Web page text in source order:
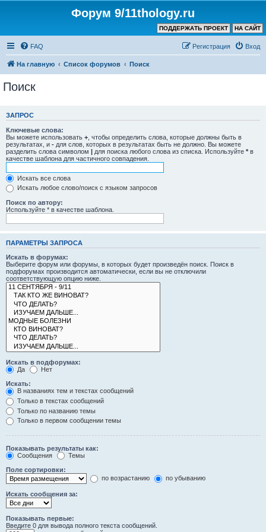
Форум 9/11thology.ru
НА САЙТ
ПОДДЕРЖАТЬ ПРОЕКТ
FAQ Вход
Регистрация
На главную Список форумов Поиск
Поиск
ЗАПРОС
Ключевые слова:
Вы можете использовать + , чтобы определить слова, которые должны быть в
результатах, и - для слов, которых в результатах быть не должно. Вы можете
разделить слова символом | для поиска любого слова из списка. Используйте * в
качестве шаблона для частичного совпадения.
Искать все слова
Искать любое слово/поиск с языком запросов
Поиск по автору:
Используйте * в качестве шаблона.
ПАРАМЕТРЫ ЗАПРОСА
Искать в форумах:
Выберите форум или форумы, в которых будет произведён поиск. Поиск в
подфорумах производится автоматически, если вы не отключили
соответствующую опцию ниже.
Искать в подфорумах:
Да
Нет
Искать:
В названиях тем и текстах сообщений
Только в текстах сообщений
Только по названию темы
Только в первом сообщении темы
Показывать результаты как:
Сообщения
Темы
Поле сортировки:
по возрастанию
по убыванию
Искать сообщения за:
Показывать первые:
Введите 0 для вывода полного текста сообщений.